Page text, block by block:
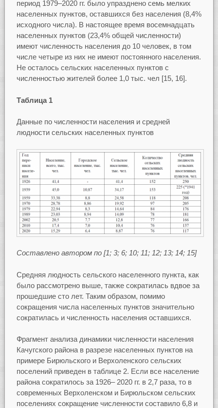
период 1979–2020 гг. было упразднено семь мелких
населенных пунктов, оставшихся без населения (8,4%
исходного числа). В настоящее время восемнадцать
населенных пунктов (23,4% общей численности)
имеют численность населения до 10 человек, в том
числе четыре из них не имеют постоянного населения.
Не осталось сельских населенных пунктов с
численностью жителей более 1,0 тыс. чел [15, 16].
Таблица 1
Данные по численности населения и средней
людности сельских населенных пунктов
Составлено автором по [1; 3; 6; 10; 11; 12; 13; 14; 15]
Средняя людность сельского населенного пункта, как
было рассмотрено выше, также сократилась вдвое за
прошедшие сто лет. Таким образом, помимо
сокращения числа населенных пунктов значительно
сократилась и численность населения оставшихся.
Фрагмент анализа динамики численности населения
Качугского района в разрезе населенных пунктов на
примере Бирюльского и Верхоленского сельских
поселений приведен в таблице 2. Если все население
района сократилось за 1926– 2020 гг. в 2,7 раза, то в
современных Верхоленском и Бирюльском сельских
поселениях сокращение численности составило 6,8 и